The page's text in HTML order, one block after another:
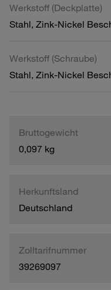
Werkstoff (Deckplatte)
Stahl, Zink-Nickel
Werkstoff (Schraube)
Stahl, Zink-Nickel
Bruttogewicht
0,097 kg
Herkunftsland
Deutschland
Zolltarifnummer
39269097